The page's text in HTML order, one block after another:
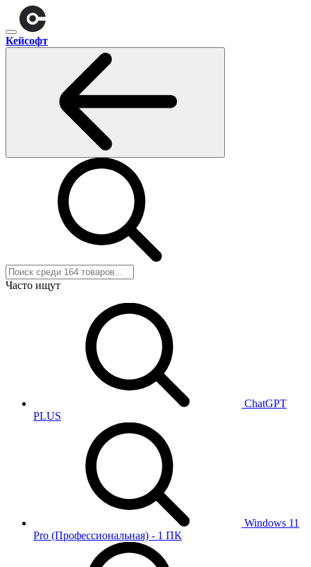
Кейсофт
Часто ищут
ChatGPT
PLUS
Windows 11
Pro (Профессиональная) - 1 ПК